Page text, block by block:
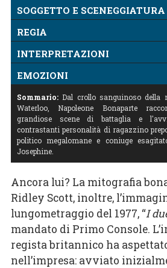
SOGGETTO E SCENEGGIATURA
REGIA
INTERPRETAZIONI
EMOZIONI
Sommario: Dal crollo sanguinoso della
Waterloo, Napoleone Bonaparte
grandiose scene di battaglia e
contrastanti personalità di ragazzino
politico megalomane e coniuge
Josephine.
Ancora lui? La mitografia
Ridley Scott, inoltre,
lungometraggio del 1977, “I
mandato di Primo Console.
regista britannico ha
nell’impresa: avviato